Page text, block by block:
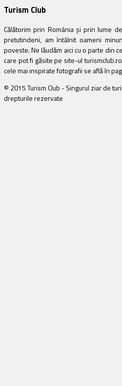
Turism Club
Călătorim prin România și prin lume
pretutindeni, am întâlnit oameni
poveste. Ne lăudăm aici cu o parte din
care pot fi găsite pe site-ul
cele mai inspirate fotografii se află în
© 2015 Turism Club - Singurul ziar de
drepturile rezervate